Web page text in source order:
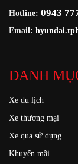
Hotline: 0943
Email:
DANH
Xe du lịch
Xe thương mại
Xe qua sử dụng
Khuyến mãi